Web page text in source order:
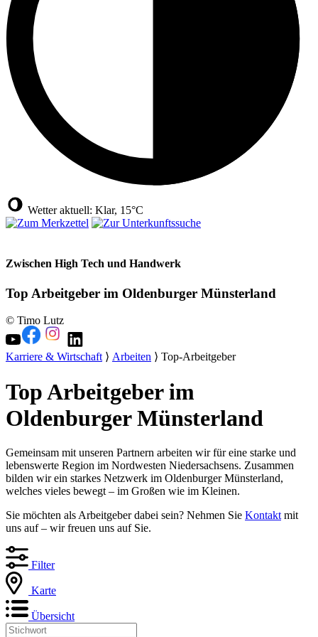
Wetter aktuell: Klar, 15°C
Zwischen High Tech und Handwerk
Top Arbeitgeber im Oldenburger Münsterland
© Timo Lutz
Karriere & Wirtschaft⟩ Arbeiten ⟩ Top-Arbeitgeber
Top Arbeitgeber im
Oldenburger Münsterland
Gemeinsam mit unseren Partnern arbeiten wir für eine starke und
lebenswerte Region im Nordwesten Niedersachsens. Zusammen
bilden wir ein starkes Netzwerk im Oldenburger Münsterland,
welches vieles bewegt – im Großen wie im Kleinen.
Sie möchten als Arbeitgeber dabei sein? Nehmen Sie Kontakt mit
uns auf – wir freuen uns auf Sie.
Filter
Karte
Übersicht